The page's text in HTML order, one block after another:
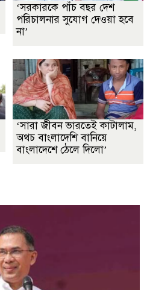
‘সরকারকে পাঁচ বছর দেশ
পরিচালনার সুযোগ দেওয়া হবে
না’
‘সারা জীবন ভারতেই কাটালাম,
অথচ বাংলাদেশি বানিয়ে
বাংলাদেশে ঠেলে দিলো’